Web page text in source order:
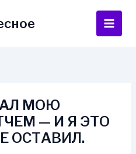
Main
МОЮ
— И Я ЭТО
ОСТАВИЛ.